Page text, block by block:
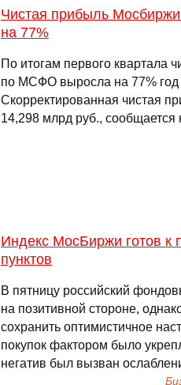
Чистая прибыль
на 77%
По итогам первого квартала
по МСФО выросла на 77% год
Скорректированная чистая
14,298 млрд руб.,
Индекс МосБиржи готов к
пунктов
В пятницу российский
на позитивной стороне,
сохранить оптимистичное
покупок фактором было
негатив был вызван